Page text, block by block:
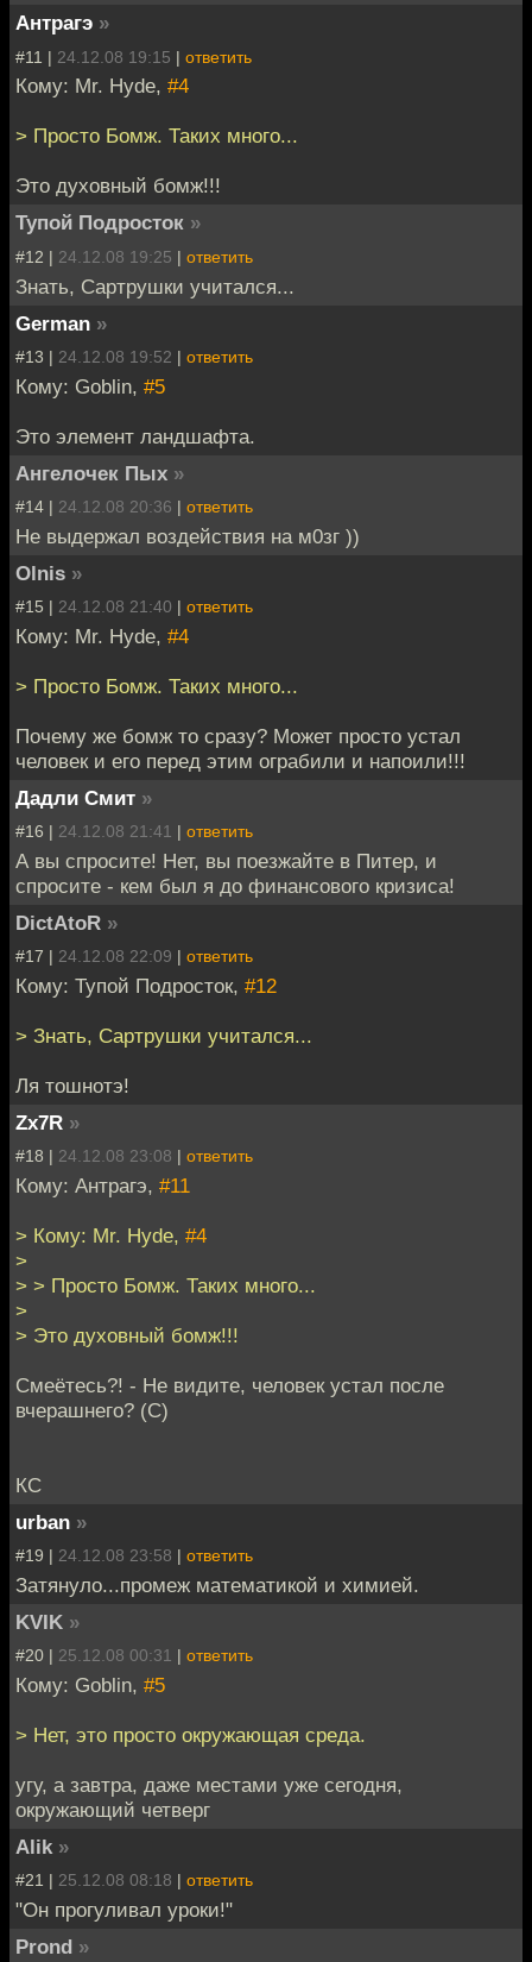
Антрагэ »
#11 | 24.12.08 19:15 | ответить
Кому: Mr. Hyde, #4
> Просто Бомж. Таких много...
Это духовный бомж!!!
Тупой Подросток »
#12 | 24.12.08 19:25 | ответить
Знать, Сартрушки учитался...
German »
#13 | 24.12.08 19:52 | ответить
Кому: Goblin, #5
Это элемент ландшафта.
Ангелочек Пых »
#14 | 24.12.08 20:36 | ответить
Не выдержал воздействия на м0зг ))
Olnis »
#15 | 24.12.08 21:40 | ответить
Кому: Mr. Hyde, #4
> Просто Бомж. Таких много...
Почему же бомж то сразу? Может просто устал
человек и его перед этим ограбили и напоили!!!
Дадли Смит »
#16 | 24.12.08 21:41 | ответить
А вы спросите! Нет, вы поезжайте в Питер, и
спросите - кем был я до финансового кризиса!
DictAtoR »
#17 | 24.12.08 22:09 | ответить
Кому: Тупой Подросток, #12
> Знать, Сартрушки учитался...
Ля тошнотэ!
Zx7R »
#18 | 24.12.08 23:08 | ответить
Кому: Антрагэ, #11
> Кому: Mr. Hyde, #4
>
> > Просто Бомж. Таких много...
>
> Это духовный бомж!!!
Смеётесь?! - Не видите, человек устал после
вчерашнего? (С)
КС
urban »
#19 | 24.12.08 23:58 | ответить
Затянуло...промеж математикой и химией.
KVIK »
#20 | 25.12.08 00:31 | ответить
Кому: Goblin, #5
> Нет, это просто окружающая среда.
угу, а завтра, даже местами уже сегодня,
окружающий четверг
Alik »
#21 | 25.12.08 08:18 | ответить
"Он прогуливал уроки!"
Prond »